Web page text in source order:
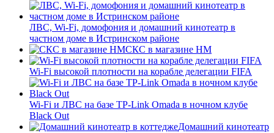
ЛВС, Wi-Fi, домофония и домашний кинотеатр в
частном доме в Истринском районе
СКС в магазине HM
Wi-Fi высокой плотности на корабле делегации FIFA
Wi-Fi и ЛВС на базе TP-Link Omada в ночном клубе
Black Out
Домашний кинотеатр